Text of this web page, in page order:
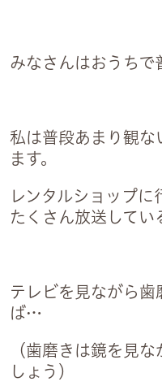
みなさんはおうちで
私は普段あまり観
ます。
レンタルショップ
たくさん放送してい
テレビを見ながら
ば…
（歯磨きは鏡を見
しょう）
日